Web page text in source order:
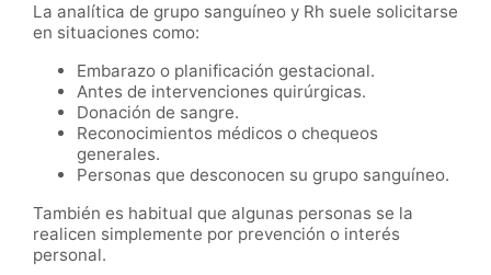
La analítica de grupo sanguíneo y Rh suele solicitarse
en situaciones como:
Embarazo o planificación gestacional.
Antes de intervenciones quirúrgicas.
Donación de sangre.
Reconocimientos médicos o chequeos
generales.
Personas que desconocen su grupo sanguíneo.
También es habitual que algunas personas se la
realicen simplemente por prevención o interés
personal.